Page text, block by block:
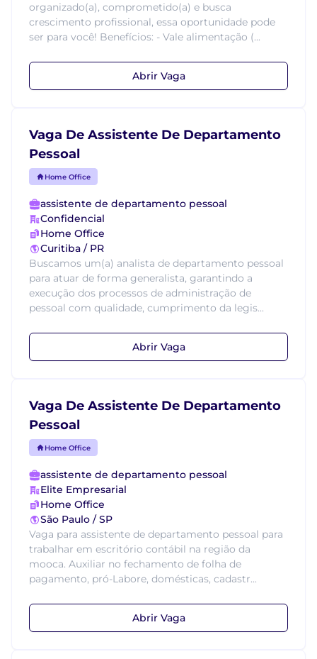
organizado(a), comprometido(a) e busca
crescimento profissional, essa oportunidade pode
ser para você! Benefícios: - Vale alimentação (...
Abrir Vaga
Vaga De Assistente De Departamento
Pessoal
Home Office
assistente de departamento pessoal
Confidencial
Home Office
Curitiba / PR
Buscamos um(a) analista de departamento pessoal
para atuar de forma generalista, garantindo a
execução dos processos de administração de
pessoal com qualidade, cumprimento da legis...
Abrir Vaga
Vaga De Assistente De Departamento
Pessoal
Home Office
assistente de departamento pessoal
Elite Empresarial
Home Office
São Paulo / SP
Vaga para assistente de departamento pessoal para
trabalhar em escritório contábil na região da
mooca. Auxiliar no fechamento de folha de
pagamento, pró-Labore, domésticas, cadastr...
Abrir Vaga